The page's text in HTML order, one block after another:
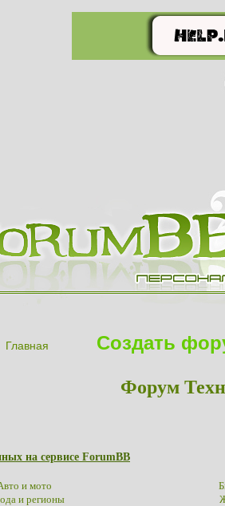
Главная Создать
Форум
на сервисе ForumBB
и мото
и регионы